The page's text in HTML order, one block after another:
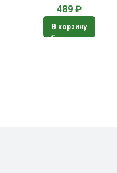
489 ₽
В корзину